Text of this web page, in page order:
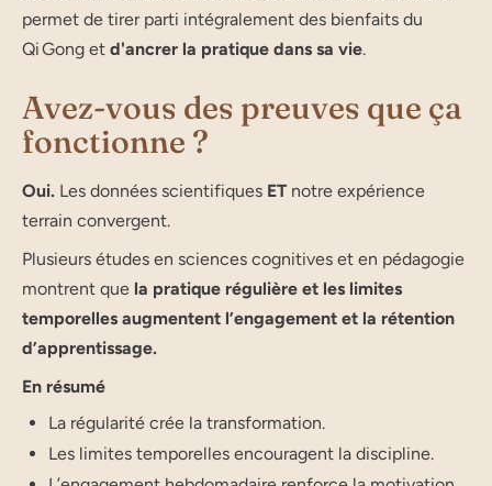
permet de tirer parti intégralement des bienfaits du
Qi Gong et d'ancrer la pratique dans sa vie.
Avez-vous des preuves que ça
fonctionne ?
Oui. Les données scientifiques ETnotre expérience
terrain convergent.
Plusieurs études en sciences cognitives et en pédagogie
montrent que la pratique régulière et les limites
temporelles augmentent l’engagement et la rétention
d’apprentissage.
En résumé
La régularité crée la transformation.
Les limites temporelles encouragent la discipline.